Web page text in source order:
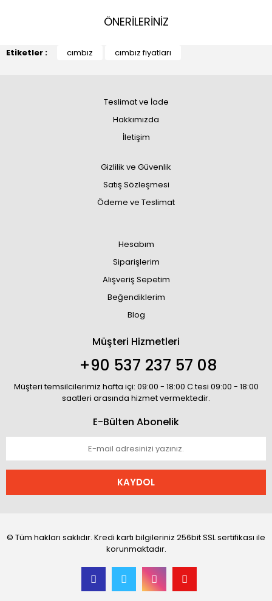
ÖNERİLERİNİZ
Etiketler : cımbız cımbız fiyatları
Teslimat ve İade
Hakkımızda
İletişim
Gizlilik ve Güvenlik
Satış Sözleşmesi
Ödeme ve Teslimat
Hesabım
Siparişlerim
Alışveriş Sepetim
Beğendiklerim
Blog
Müşteri Hizmetleri
+90 537 237 57 08
Müşteri temsilcilerimiz hafta içi: 09:00 - 18:00 C.tesi 09:00 - 18:00
saatleri arasında hizmet vermektedir.
E-Bülten Abonelik
KAYDOL
© Tüm hakları saklıdır. Kredi kartı bilgileriniz 256bit SSL sertifikası ile
korunmaktadır.